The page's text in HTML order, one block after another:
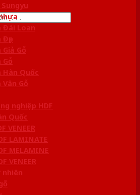
Đài Loan
Gỗ
Hàn Quốc
Gỗ
nghiệp HDF
Quốc
VENEER
LAMINATE
MELAMINE
VENEER
nhiên